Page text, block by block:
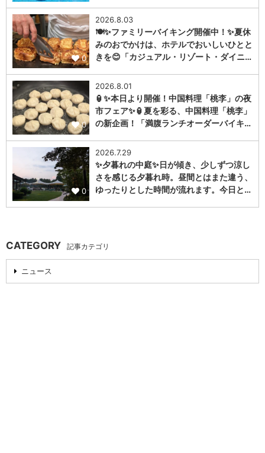
0
2026.8.03
🍽️✨ファミリーバイキング開催中！✨夏休
みのおでかけは、ホテルでおいしいひとと
きを😊「カジュアル・リゾート・ダイニ…
0
2026.8.01
🏮✨本日より開催！中国料理「桃李」の夜
市フェア✨🏮夏を彩る、中国料理「桃李」
の新企画！「満腹ランチオーダーバイキ…
0
2026.7.29
✨夕暮れの中庭✨日が傾き、少しずつ涼し
さを感じる夕暮れ時。昼間とはまた違う、
ゆったりとした時間が流れます。今日と…
CATEGORY 記事カテゴリ
ニュース